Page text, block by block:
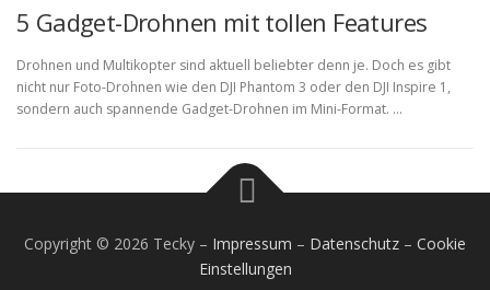
5 Gadget-Drohnen mit tollen Features
Drohnen und Multikopter sind aktuell beliebter denn je. Doch es gibt
nicht nur Foto-Drohnen wie den DJI Phantom 3 oder den DJI Inspire 1,
sondern auch spannende Gadget-Drohnen im Mini-Format. …
Copyright © 2026 Tecky – Impressum – Datenschutz – Cookie
Einstellungen